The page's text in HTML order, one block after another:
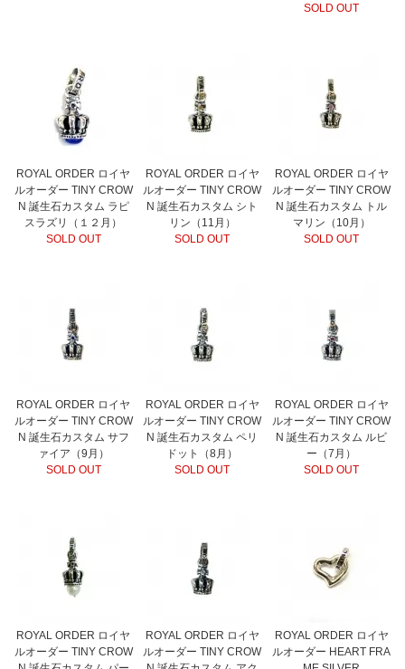
SOLD OUT
ROYAL ORDER ロイヤ
ルオーダー TINY CROW
N 誕生石カスタム ラピ
スラズリ（１２月）
SOLD OUT
ROYAL ORDER ロイヤ
ルオーダー TINY CROW
N 誕生石カスタム シト
リン（11月）
SOLD OUT
ROYAL ORDER ロイヤ
ルオーダー TINY CROW
N 誕生石カスタム トル
マリン（10月）
SOLD OUT
ROYAL ORDER ロイヤ
ルオーダー TINY CROW
N 誕生石カスタム サフ
ァイア（9月）
SOLD OUT
ROYAL ORDER ロイヤ
ルオーダー TINY CROW
N 誕生石カスタム ペリ
ドット（8月）
SOLD OUT
ROYAL ORDER ロイヤ
ルオーダー TINY CROW
N 誕生石カスタム ルビ
ー（7月）
SOLD OUT
ROYAL ORDER ロイヤ
ルオーダー TINY CROW
ROYAL ORDER ロイヤ
ルオーダー TINY CROW
ROYAL ORDER ロイヤ
ルオーダー HEART FRA